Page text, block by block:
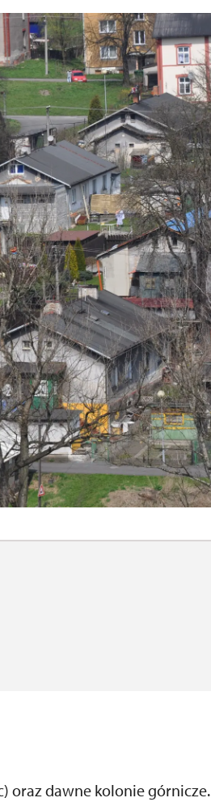
oraz dawne kolonie górnicze.